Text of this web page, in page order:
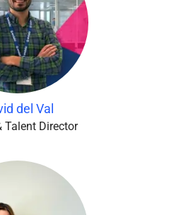
del Val
Talent Director